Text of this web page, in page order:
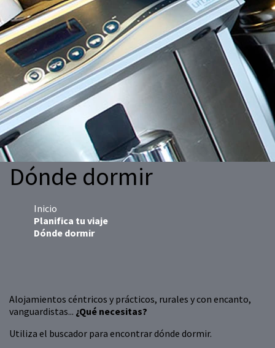
Dónde dormir
Inicio
Planifica tu viaje
Dónde dormir
Alojamientos céntricos y prácticos, rurales y con encanto,
vanguardistas... ¿Qué necesitas?
Utiliza el buscador para encontrar dónde dormir.